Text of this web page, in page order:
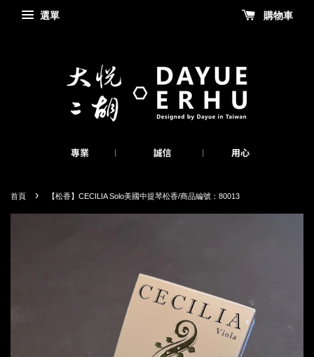
選單 購物車
首頁 › 【松香】CECILIA Solo美國中提琴松香/商品編號：80013